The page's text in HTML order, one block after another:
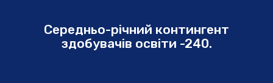
Середньо-річний контингент
здобувачів освіти -240.